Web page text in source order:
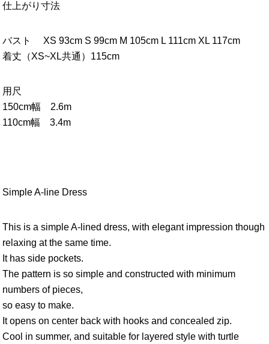
仕上がり寸法
バスト XS 93cm S 99cm M 105cm L 111cm XL 117cm
着丈（XS~XL共通）115cm
用尺
150cm幅 2.6m
110cm幅 3.4m
Simple A-line Dress
This is a simple A-lined dress, with elegant impression though
relaxing at the same time.
It has side pockets.
The pattern is so simple and constructed with minimum
numbers of pieces,
so easy to make.
It opens on center back with hooks and concealed zip.
Cool in summer, and suitable for layered style with turtle